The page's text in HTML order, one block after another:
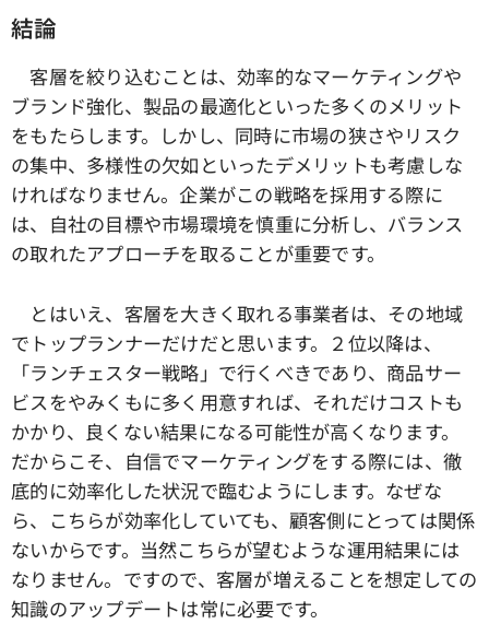
結論
客層を絞り込むことは、効率的なマーケティングや
ブランド強化、製品の最適化といった多くのメリット
をもたらします。しかし、同時に市場の狭さやリスク
の集中、多様性の欠如といったデメリットも考慮しな
ければなりません。企業がこの戦略を採用する際に
は、自社の目標や市場環境を慎重に分析し、バランス
の取れたアプローチを取ることが重要です。
とはいえ、客層を大きく取れる事業者は、その地域
でトップランナーだけだと思います。２位以降は、
「ランチェスター戦略」で行くべきであり、商品サー
ビスをやみくもに多く用意すれば、それだけコストも
かかり、良くない結果になる可能性が高くなります。
だからこそ、自信でマーケティングをする際には、徹
底的に効率化した状況で臨むようにします。なぜな
ら、こちらが効率化していても、顧客側にとっては関係
ないからです。当然こちらが望むような運用結果には
なりません。ですので、客層が増えることを想定しての
知識のアップデートは常に必要です。